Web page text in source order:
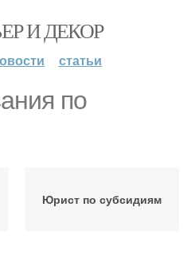
И ДЕКОР
статьи
по
Юрист по субсидиям